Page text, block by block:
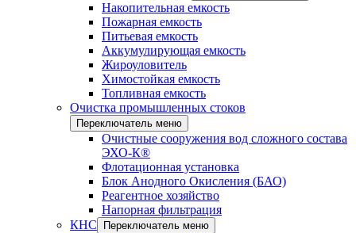
Накопительная емкость
Пожарная емкость
Питьевая емкость
Аккумулирующая емкость
Жироуловитель
Химостойкая емкость
Топливная емкость
Очистка промышленных стоков
Переключатель меню
Очистные сооружения вод сложного состава
ЭХО-К®
Флотационная установка
Блок Анодного Окисления (БАО)
Реагентное хозяйство
Напорная фильтрация
КНС
Переключатель меню